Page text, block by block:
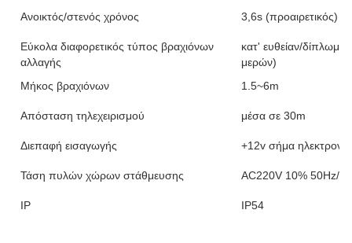
Ανοικτός/στενός χρόνος 3,6s (προαιρετικός)
Εύκολα διαφορετικός τύπος βραχιόνων
αλλαγής
κατ' ευθείαν/
μερών)
Μήκος βραχιόνων
1.5~6m
Απόσταση τηλεχειρισμού μέσα σε 30m
Διεπαφή εισαγωγής +12v σήμα
Τάση πυλών χώρων στάθμευσης AC220V 10% 50Hz/
IP IP54